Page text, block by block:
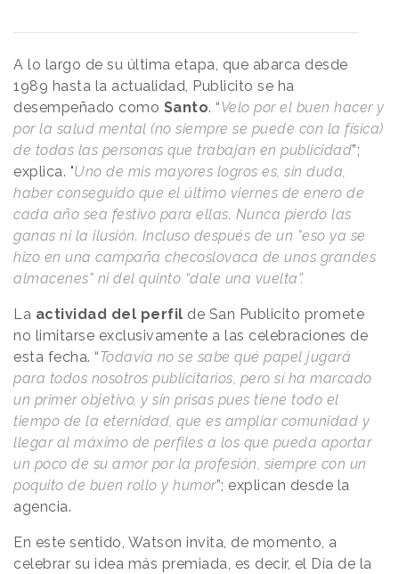
A lo largo de su última etapa, que abarca desde
1989 hasta la actualidad, Publicito se ha
desempeñado como Santo. “Velo por el buen hacer y
por la salud mental (no siempre se puede con la física)
de todas las personas que trabajan en publicidad”;
explica. "Uno de mis mayores logros es, sin duda,
haber conseguido que el último viernes de enero de
cada año sea festivo para ellas. Nunca pierdo las
ganas ni la ilusión. Incluso después de un "eso ya se
hizo en una campaña checoslovaca de unos grandes
almacenes" ni del quinto “dale una vuelta”.
La actividad del perfil de San Publicito promete
no limitarse exclusivamente a las celebraciones de
esta fecha. “Todavía no se sabe qué papel jugará
para todos nosotros publicitarios, pero sí ha marcado
un primer objetivo, y sin prisas pues tiene todo el
tiempo de la eternidad, que es ampliar comunidad y
llegar al máximo de perfiles a los que pueda aportar
un poco de su amor por la profesión, siempre con un
poquito de buen rollo y humor”; explican desde la
agencia.
En este sentido, Watson invita, de momento, a
celebrar su idea más premiada, es decir, el Día de la